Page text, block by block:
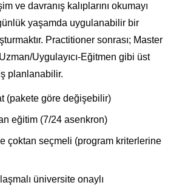
ve davranış kalıplarını okumayı
yaşamda uygulanabilir bir
Practitioner sonrası; Master
Uygulayıcı-Eğitmen gibi üst
planlanabilir.
(pakete göre değişebilir)
eğitim (7/24 asenkron)
çoktan seçmeli (program kriterlerine
üniversite onaylı